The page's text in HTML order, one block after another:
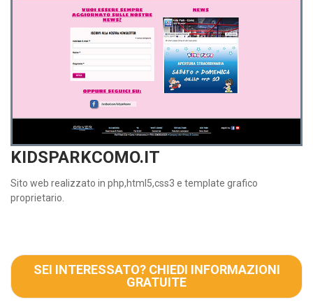
KIDSPARKCOMO.IT
Sito web realizzato in php,html5,css3 e template grafico
proprietario.
SEI INTERESSATO? CHIEDI INFORMAZIONI
GRATUITE